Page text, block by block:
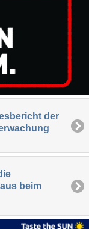
der
beim